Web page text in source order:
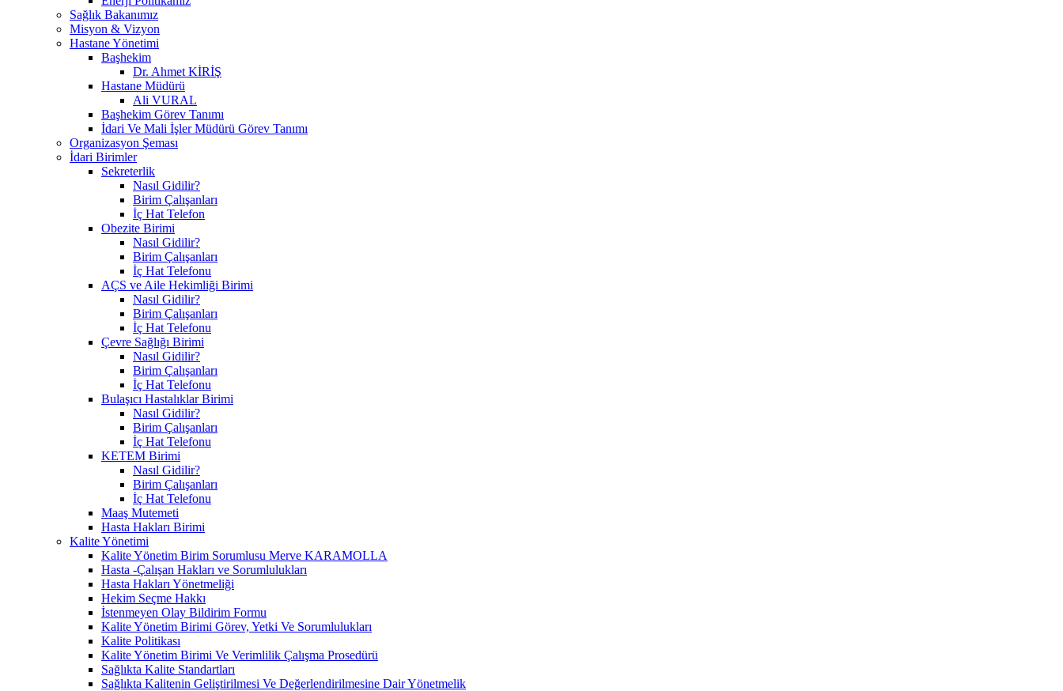
Sağlık Bakanımız
Misyon & Vizyon
Hastane Yönetimi
Başhekim
Dr. Ahmet KİRİŞ
Hastane Müdürü
Ali VURAL
Başhekim Görev Tanımı
İdari Ve Mali İşler Müdürü Görev Tanımı
Organizasyon Şeması
İdari Birimler
Sekreterlik
Nasıl Gidilir?
Birim Çalışanları
İç Hat Telefon
Obezite Birimi
Nasıl Gidilir?
Birim Çalışanları
İç Hat Telefonu
AÇS ve Aile Hekimliği Birimi
Nasıl Gidilir?
Birim Çalışanları
İç Hat Telefonu
Çevre Sağlığı Birimi
Nasıl Gidilir?
Birim Çalışanları
İç Hat Telefonu
Bulaşıcı Hastalıklar Birimi
Nasıl Gidilir?
Birim Çalışanları
İç Hat Telefonu
KETEM Birimi
Nasıl Gidilir?
Birim Çalışanları
İç Hat Telefonu
Maaş Mutemeti
Hasta Hakları Birimi
Kalite Yönetimi
Kalite Yönetim Birim Sorumlusu Merve KARAMOLLA
Hasta -Çalışan Hakları ve Sorumlulukları
Hasta Hakları Yönetmeliği
Hekim Seçme Hakkı
İstenmeyen Olay Bildirim Formu
Kalite Yönetim Birimi Görev, Yetki Ve Sorumlulukları
Kalite Politikası
Kalite Yönetim Birimi Ve Verimlilik Çalışma Prosedürü
Sağlıkta Kalite Standartları
Sağlıkta Kalitenin Geliştirilmesi Ve Değerlendirilmesine Dair Yönetmelik